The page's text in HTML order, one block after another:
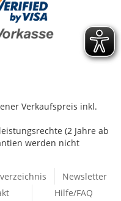
Verkaufspreis inkl.
(2 Jahre ab
werden nicht
Newsletter
Hilfe/FAQ